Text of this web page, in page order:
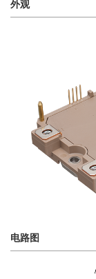
外观
电路图